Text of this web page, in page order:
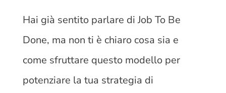
Hai già sentito parlare di Job To Be
Done, ma non ti è chiaro cosa sia e
come sfruttare questo modello per
potenziare la tua strategia di